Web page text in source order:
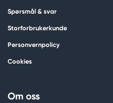
Spørsmål & svar
Storforbrukerkunde
Personvernpolicy
Cookies
Om oss